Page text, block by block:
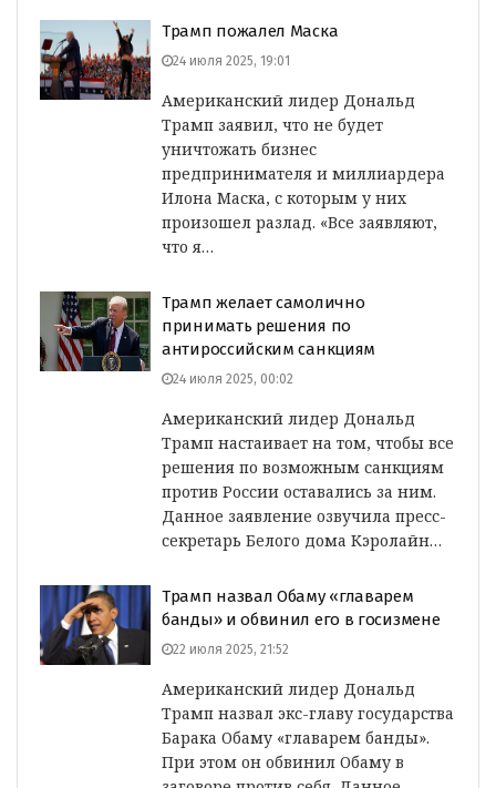
Трамп пожалел Маска
24 июля 2025, 19:01
Американский лидер Дональд
Трамп заявил, что не будет
уничтожать бизнес
предпринимателя и миллиардера
Илона Маска, с которым у них
произошел разлад. «Все заявляют,
что я…
Трамп желает самолично
принимать решения по
антироссийским санкциям
24 июля 2025, 00:02
Американский лидер Дональд
Трамп настаивает на том, чтобы все
решения по возможным санкциям
против России оставались за ним.
Данное заявление озвучила пресс-
секретарь Белого дома Кэролайн…
Трамп назвал Обаму «главарем
банды» и обвинил его в госизмене
22 июля 2025, 21:52
Американский лидер Дональд
Трамп назвал экс-главу государства
Барака Обаму «главарем банды».
При этом он обвинил Обаму в